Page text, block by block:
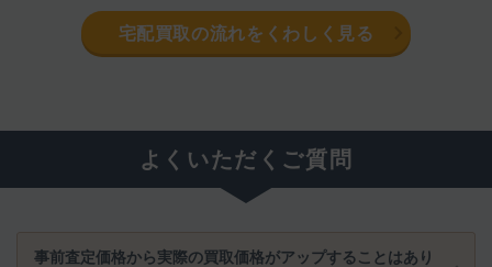
宅配買取の流れをくわしく見る
よくいただくご質問
事前査定価格から実際の買取価格がアップすることはあり